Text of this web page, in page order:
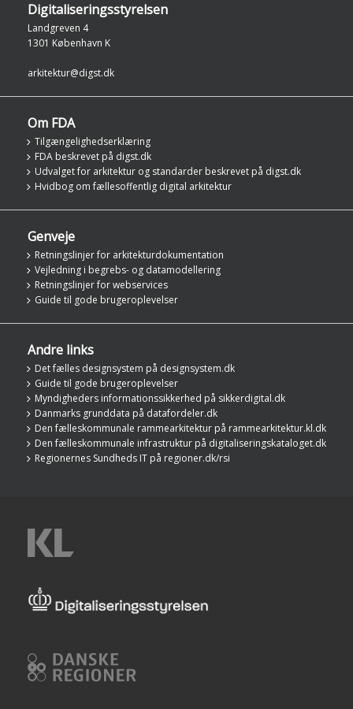
Digitaliseringsstyrelsen
Landgreven 4
1301 København K
arkitektur@digst.dk
Om FDA
Tilgængelighedserklæring
FDA beskrevet på digst.dk
Udvalget for arkitektur og standarder beskrevet på digst.dk
Hvidbog om fællesoffentlig digital arkitektur
Genveje
Retningslinjer for arkitekturdokumentation
Vejledning i begrebs- og datamodellering
Retningslinjer for webservices
Guide til gode brugeroplevelser
Andre links
Det fælles designsystem på designsystem.dk
Guide til gode brugeroplevelser
Myndigheders informationssikkerhed på sikkerdigital.dk
Danmarks grunddata på datafordeler.dk
Den fælleskommunale rammearkitektur på rammearkitektur.kl.dk
Den fælleskommunale infrastruktur på digitaliseringskataloget.dk
Regionernes Sundheds IT på regioner.dk/rsi